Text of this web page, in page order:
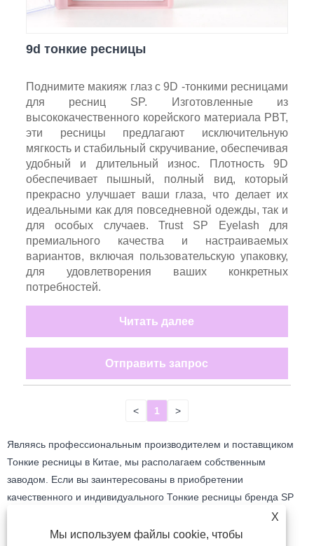
9d тонкие ресницы
Поднимите макияж глаз с 9D -тонкими ресницами
для ресниц SP. Изготовленные из
высококачественного корейского материала PBT,
эти ресницы предлагают исключительную
мягкость и стабильный скручивание, обеспечивая
удобный и длительный износ. Плотность 9D
обеспечивает пышный, полный вид, который
прекрасно улучшает ваши глаза, что делает их
идеальными как для повседневной одежды, так и
для особых случаев. Trust SP Eyelash для
премиального качества и настраиваемых
вариантов, включая пользовательскую упаковку,
для удовлетворения ваших конкретных
потребностей.
Читать далее
Отправить запрос
< 1 >
Являясь профессиональным производителем и поставщиком
Тонкие ресницы в Китае, мы располагаем собственным
заводом. Если вы заинтересованы в приобретении
качественного и индивидуального Тонкие ресницы бренда SP
информацию, указанную на веб-странице.
X
Мы используем файлы cookie, чтобы